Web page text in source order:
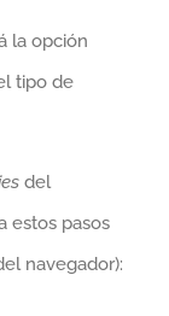
la opción
tipo de
del
estos pasos
navegador):